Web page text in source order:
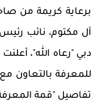
برعاية كريمة من
آل مكتوم، نائب
دبي "رعاه الله"،
للمعرفة بالتعاون
تفاصيل "قمة المعرفة 2023"، والتي